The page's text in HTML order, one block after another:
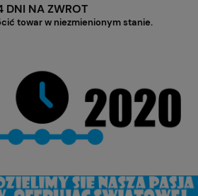
DNI NA ZWROT
towar w niezmienionym stanie.